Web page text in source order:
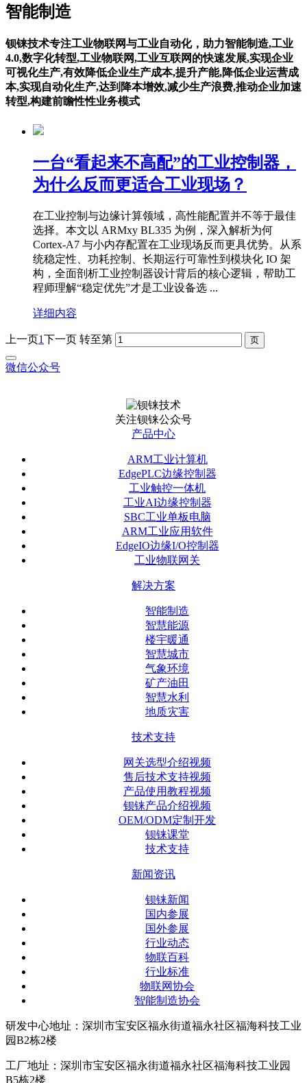
智能制造
钡铼技术专注工业物联网与工业自动化，助力智能制造,工业
4.0,数字化转型,工业物联网,工业互联网的快速发展,实现企业
可视化生产,有效降低企业生产成本,提升产能,降低企业运营成
本,实现自动化生产,达到降本增效,减少生产浪费,推动企业加速
转型,构建前瞻性性业务模式
一台“看起来不高配”的工业控制器，
为什么反而更适合工业现场？
在工业控制与边缘计算领域，高性能配置并不等于最佳
选择。本文以 ARMxy BL335 为例，深入解析为何
Cortex-A7 与小内存配置在工业现场反而更具优势。从系
统稳定性、功耗控制、长期运行可靠性到模块化 IO 架
构，全面剖析工业控制器设计背后的核心逻辑，帮助工
程师理解“稳定优先”才是工业设备选 ...
详细内容
上一页1下一页 转至第
微信公众号
关注钡铼公众号
产品中心
ARM工业计算机
EdgePLC边缘控制器
工业触控一体机
工业AI边缘控制器
SBC工业单板电脑
ARM工业应用软件
EdgeIO边缘I/O控制器
工业物联网关
解决方案
智能制造
智慧能源
楼宇暖通
智慧城市
气象环境
矿产油田
智慧水利
地质灾害
技术支持
网关选型介绍视频
售后技术支持视频
产品使用教程视频
钡铼产品介绍视频
OEM/ODM定制开发
钡铼课堂
技术支持
新闻资讯
钡铼新闻
国内参展
国外参展
行业动态
物联百科
行业标准
物联网协会
智能制造协会
研发中心地址：深圳市宝安区福永街道福永社区福海科技工业
园B2栋2楼
工厂地址：深圳市宝安区福永街道福永社区福海科技工业园
B5栋2楼